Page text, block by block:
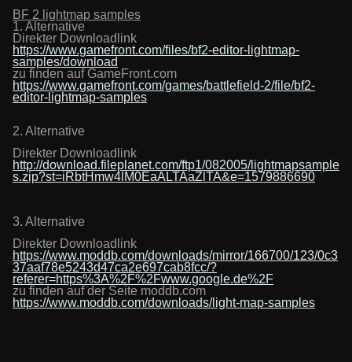
BF 2 ightmap samples
1. Alternative
Direkter Downloadlink
https://www.gamefront.com/files/bf2-editor-lightmap-
samples/download
zu finden auf GameFront.com
https://www.gamefront.com/games/battlefield-2/file/bf2-
editor-lightmap-samples
2. Alternative
Direkter Downloadlink
http://download.fileplanet.com/ftp1/082005/lightmapsample
s.zip?st=iRbtHmw4lM0EaALTAaZlTA&e=1579886690
3. Alternative
Direkter Downloadlink
https://www.moddb.com/downloads/mirror/166700/123/0c3
37aaf78e5243d47ca2e697cab8fcc/?
referer=https%3A%2F%2Fwww.google.de%2F
zu finden auf der Seite moddb.com
https://www.moddb.com/downloads/light-map-samples